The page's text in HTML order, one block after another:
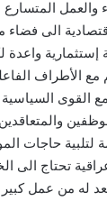
والعمل
الى
إستثمارية
مع الأطراف
القوى السياسية
لتلبية
تحتاج الى
له من عمل كبير